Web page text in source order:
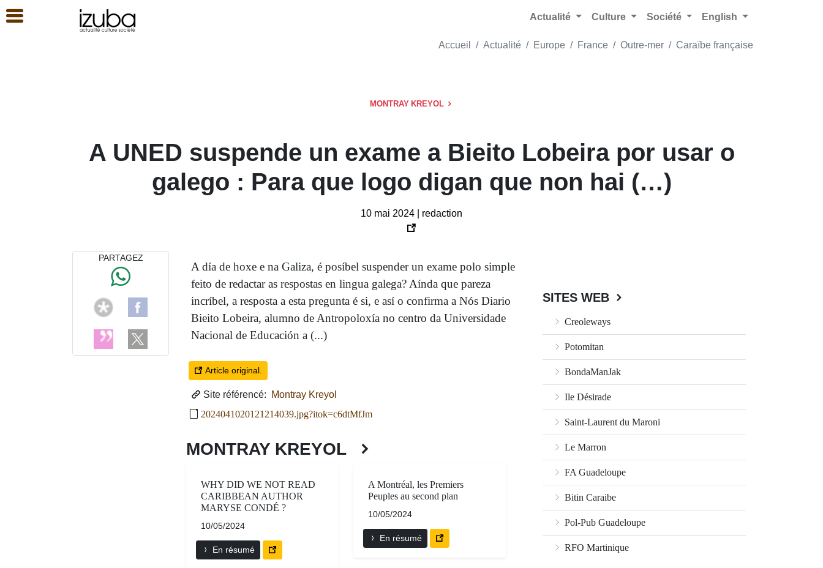
Actualité Culture Société English
Accueil Actualité Europe France Outre-mer Caraïbe française
MONTRAY KREYOL
A UNED suspende un exame a Bieito Lobeira por usar o
galego : Para que logo digan que non hai (…)
10 mai 2024 | redaction
A día de hoxe e na Galiza, é posíbel suspender un exame polo simple
feito de redactar as respostas en lingua galega? Aínda que pareza
incríbel, a resposta a esta pregunta é si, e así o confirma a Nós Diario
Bieito Lobeira, alumno de Antropoloxía no centro da Universidade
Nacional de Educación a (...)
Article original.
Site référencé:
Montray Kreyol
2024041020121214039.jpg?itok=c6dtMfJm
MONTRAY KREYOL
WHY DID WE NOT READ
CARIBBEAN AUTHOR
MARYSE CONDÉ ?
10/05/2024
En résumé
A Montréal, les Premiers
Peuples au second plan
10/05/2024
En résumé
PARTAGEZ
SITES WEB
Creoleways
Potomitan
BondaManJak
Ile Désirade
Saint-Laurent du Maroni
Le Marron
FA Guadeloupe
Bitin Caraibe
Pol-Pub Guadeloupe
RFO Martinique